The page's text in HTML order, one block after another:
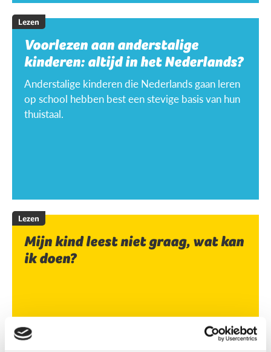
Lezen
Voorlezen aan anderstalige
kinderen: altijd in het Nederlands?
Anderstalige kinderen die Nederlands gaan leren
op school hebben best een stevige basis van hun
thuistaal.
Lezen
Mijn kind leest niet graag, wat kan
ik doen?